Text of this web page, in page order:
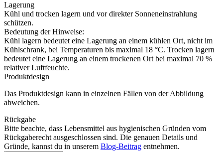
Lagerung
Kühl und trocken lagern und vor direkter Sonneneinstrahlung
schützen.
Bedeutung der Hinweise:
Kühl lagern bedeutet eine Lagerung an einem kühlen Ort, nicht im
Kühlschrank, bei Temperaturen bis maximal 18 °C. Trocken lagern
bedeutet eine Lagerung an einem trockenen Ort bei maximal 70 %
relativer Luftfeuchte.
Produktdesign
Das Produktdesign kann in einzelnen Fällen von der Abbildung
abweichen.
Rückgabe
Bitte beachte, dass Lebensmittel aus hygienischen Gründen vom
Rückgaberecht ausgeschlossen sind. Die genauen Details und
Gründe, kannst du in unserem Blog-Beitrag entnehmen.